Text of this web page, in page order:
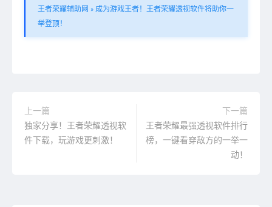
王者荣耀辅助网 » 成为游戏王者！王者荣耀透视软件将助你一
举登顶！
上一篇
独家分享！王者荣耀透视软
件下载，玩游戏更刺激！
下一篇
王者荣耀最强透视软件排行
榜，一键看穿敌方的一举一
动！